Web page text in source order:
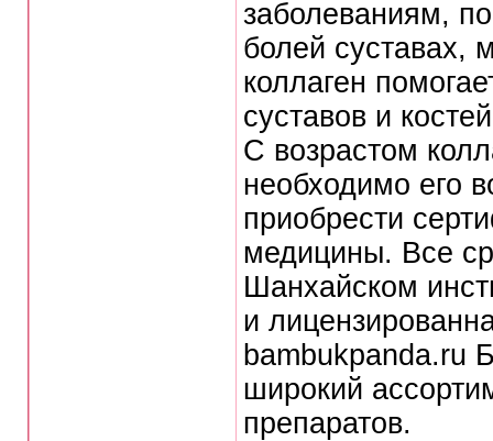
заболеваниям,
болей суставах,
коллаген
суставов и
С возрастом
необходимо его
приобрести
медицины. Все
Шанхайском
и
bambukpanda.ru
широкий
препаратов.